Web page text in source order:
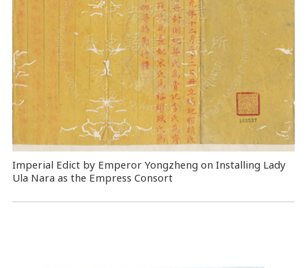
Imperial Edict by Emperor Yongzheng on Installing Lady
Ula Nara as the Empress Consort